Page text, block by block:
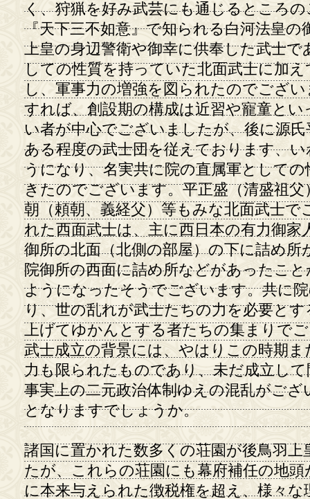
く、狩猟を好み武芸にも通じるところ
『天下三不如意』で知られる白河法皇
上皇の身辺警衛や御幸に供奉した武士
しての性質を持っていた北面武士に加
し、軍事力の増強を図られたのでござ
すれば、創設期の構成は近習や寵童と
い者が中心でございましたが、後に源
ある程度の武士団を従えております、
うになり、名実共に院の直属軍として
きたのでございます。平正盛（清盛祖父
朝（頼朝、義経父）等もみな北面武士
れた西面武士は、主に西日本の有力御
御所の北面（北側の部屋）の下に詰め
院御所の西面に詰め所などがあったこ
ようになったそうでございます。共に
り、世の乱れが武士たちの力を必要と
上げてゆかんとする者たちの集まりで
武士成立の背景には、やはりこの時期
力も限られたものであり、未だ成立し
事実上の二元政治体制ゆえの混乱がご
となりますでしょうか。
諸国に置かれた数多くの荘園が後鳥羽
たが、これらの荘園にも幕府補任の地
に本来与えられた徴税権を超え、様々